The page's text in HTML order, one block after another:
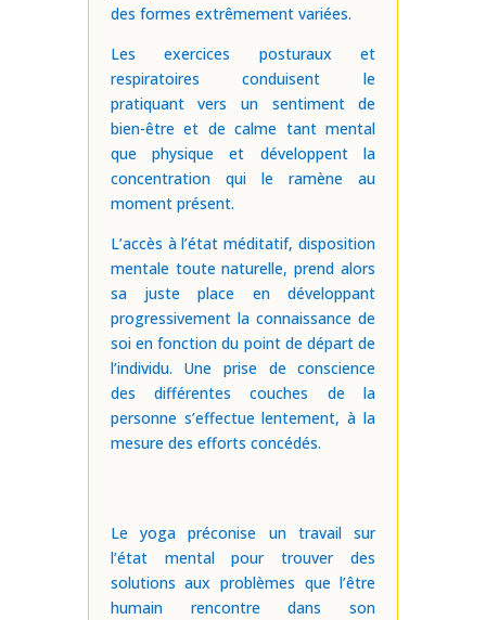
des formes extrêmement variées.
Les exercices posturaux et
respiratoires conduisent le
pratiquant vers un sentiment de
bien-être et de calme tant mental
que physique et développent la
concentration qui le ramène au
moment présent.
L’accès à l’état méditatif, disposition
mentale toute naturelle, prend alors
sa juste place en développant
progressivement la connaissance de
soi en fonction du point de départ de
l’individu. Une prise de conscience
des différentes couches de la
personne s’effectue lentement, à la
mesure des efforts concédés.
Le yoga préconise un travail sur
l’état mental pour trouver des
solutions aux problèmes que l’être
humain rencontre dans son